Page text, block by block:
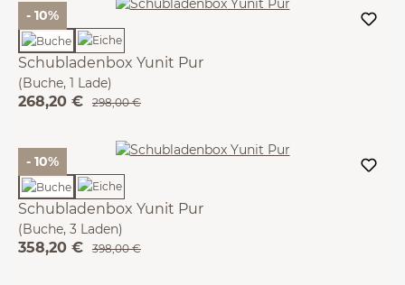
- 10%
Schubladenbox Yunit Pur
(Buche, 1 Lade)
268,20 € 298,00 €
- 10%
Schubladenbox Yunit Pur
(Buche, 3 Laden)
358,20 € 398,00 €